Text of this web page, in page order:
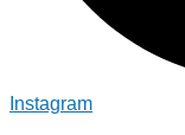
Instagram